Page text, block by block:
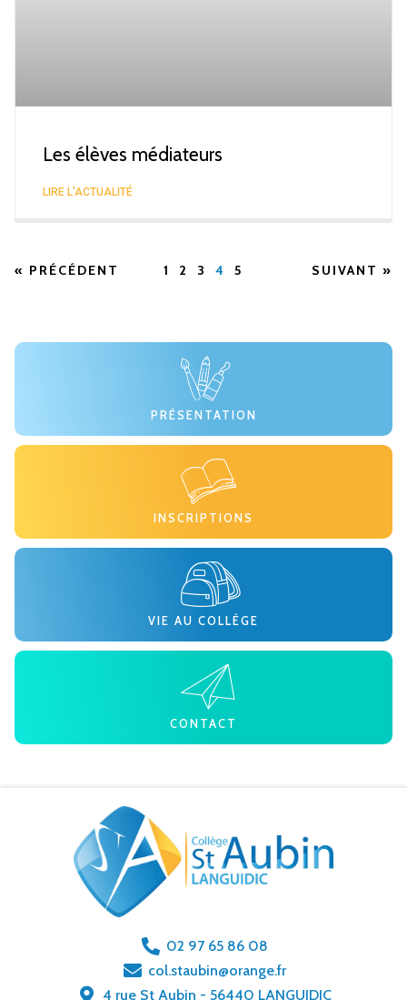
Les élèves médiateurs
LIRE L'ACTUALITÉ
« PRÉCÉDENT 1 2 3 4 5 SUIVANT »
PRÉSENTATION
INSCRIPTIONS
VIE AU COLLÈGE
CONTACT
02 97 65 86 08
col.staubin@orange.fr
4 rue St Aubin - 56440 LANGUIDIC